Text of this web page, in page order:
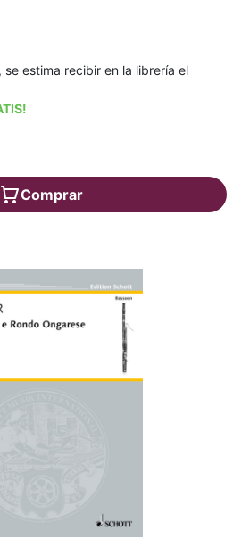
estima recibir en la librería el
Comprar